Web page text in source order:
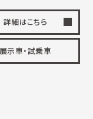
詳細はこちら
展示車・試乗車